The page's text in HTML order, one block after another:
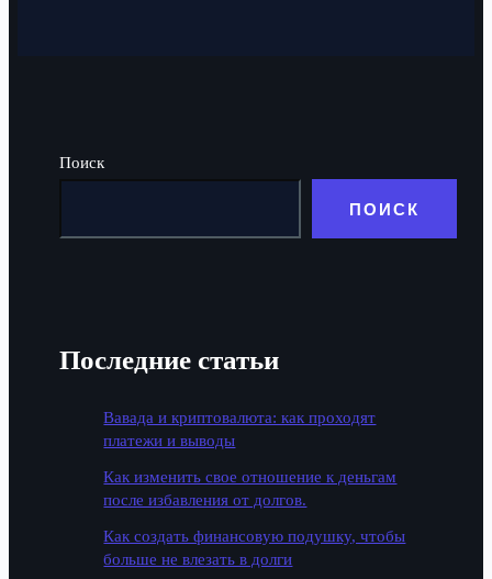
Поиск
ПОИСК
Последние статьи
Вавада и криптовалюта: как проходят
платежи и выводы
Как изменить свое отношение к деньгам
после избавления от долгов.
Как создать финансовую подушку, чтобы
больше не влезать в долги